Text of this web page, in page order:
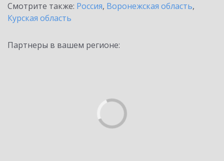
Смотрите также: Россия, Воронежская область,
Курская область
Партнеры в вашем регионе: